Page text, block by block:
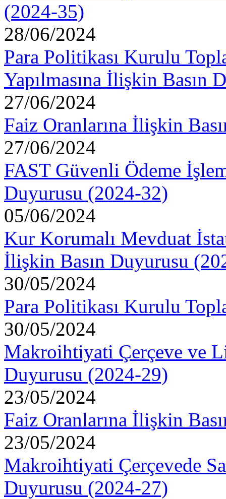
(2024-35)
28/06/2024
Para Politikası Kurulu
Yapılmasına İlişkin Basın
27/06/2024
Faiz Oranlarına İlişkin
27/06/2024
FAST Güvenli Ödeme
Duyurusu (2024-32)
05/06/2024
Kur Korumalı Mevduat
İlişkin Basın Duyurusu
30/05/2024
Para Politikası Kurulu
30/05/2024
Makroihtiyati Çerçeve ve
Duyurusu (2024-29)
23/05/2024
Faiz Oranlarına İlişkin
23/05/2024
Makroihtiyati Çerçevede
Duyurusu (2024-27)